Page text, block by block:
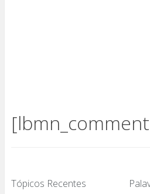
Tópicos Recentes